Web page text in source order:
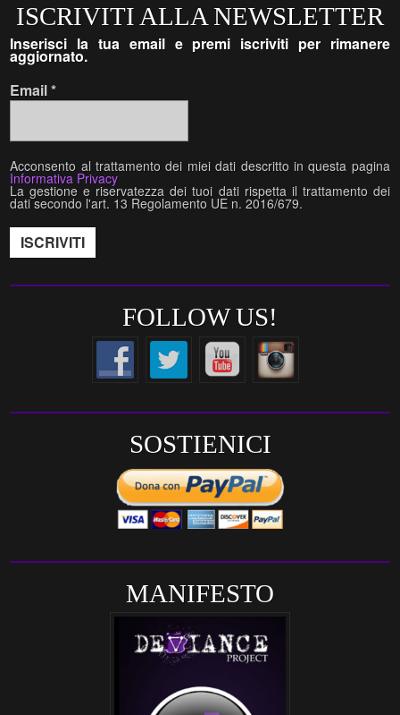
ISCRIVITI ALLA NEWSLETTER
Inserisci la tua email e premi iscriviti per rimanere
aggiornato.
Email*
Acconsento al trattamento dei miei dati descritto in questa pagina
Informativa Privacy
La gestione e riservatezza dei tuoi dati rispetta il trattamento dei
dati secondo l'art. 13 Regolamento UE n. 2016/679.
FOLLOW US!
SOSTIENICI
MANIFESTO